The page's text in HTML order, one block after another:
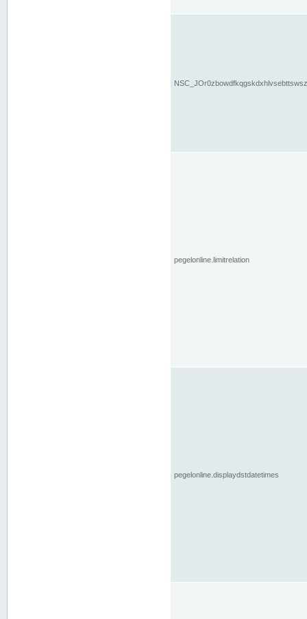
pegelonline.limitrelation
pegelonline.displaydstdatetimes